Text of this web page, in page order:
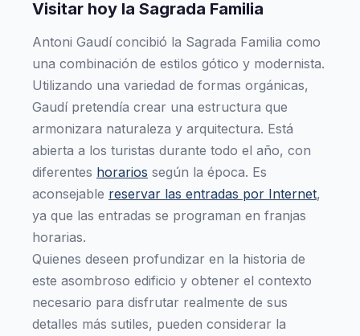
Visitar hoy la Sagrada Familia
Antoni Gaudí concibió la Sagrada Familia como
una combinación de estilos gótico y modernista.
Utilizando una variedad de formas orgánicas,
Gaudí pretendía crear una estructura que
armonizara naturaleza y arquitectura. Está
abierta a los turistas durante todo el año, con
diferentes horarios según la época. Es
aconsejable reservar las entradas por Internet,
ya que las entradas se programan en franjas
horarias.
Quienes deseen profundizar en la historia de
este asombroso edificio y obtener el contexto
necesario para disfrutar realmente de sus
detalles más sutiles, pueden considerar la